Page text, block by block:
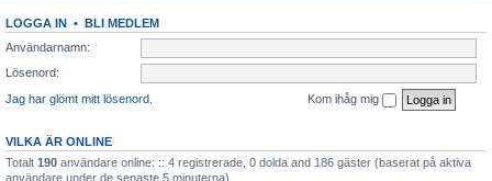
LOGGA IN • BLI MEDLEM
Användarnamn:
Lösenord:
Jag har glömt mitt lösenord.
Kom ihåg mig
VILKA ÄR ONLINE
Totalt 190 användare online: :: 4 registrerade, 0 dolda and 186 gäster (baserat på aktiva
användare under de senaste 5 minuterna)